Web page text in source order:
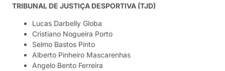
TRIBUNAL DE JUSTIÇA DESPORTIVA (TJD)
Lucas Darbelly Globa
Cristiano Nogueira Porto
Selmo Bastos Pinto
Alberto Pinheiro Mascarenhas
Angelo Bento Ferreira